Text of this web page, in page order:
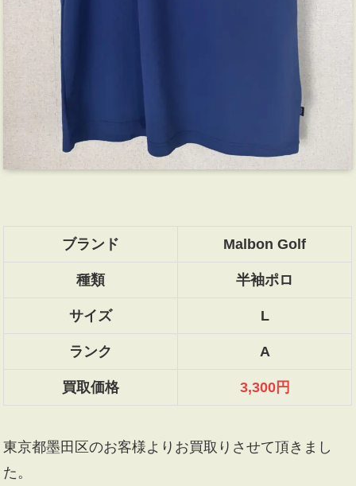
ブランド Malbon Golf
種類 半袖ポロ
サイズ L
ランク A
買取価格 3,300円
東京都墨田区のお客様よりお買取りさせて頂きまし
た。